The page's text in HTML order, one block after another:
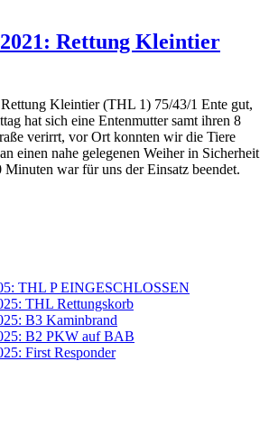
Rettung Kleintier
Kleintier (THL 1) 75/43/1 Ente gut,
hat sich eine Entenmutter samt ihren 8
verirrt, vor Ort konnten wir die Tiere
einen nahe gelegenen Weiher in Sicherheit
war für uns der Einsatz beendet.
THL P EINGESCHLOSSEN
THL Rettungskorb
B3 Kaminbrand
B2 PKW auf BAB
First Responder